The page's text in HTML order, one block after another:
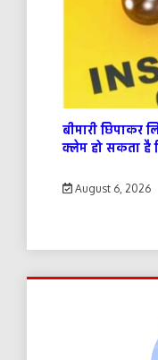
बीमारी छिपाकर
क्लेम हो सकता है
August 6, 2026